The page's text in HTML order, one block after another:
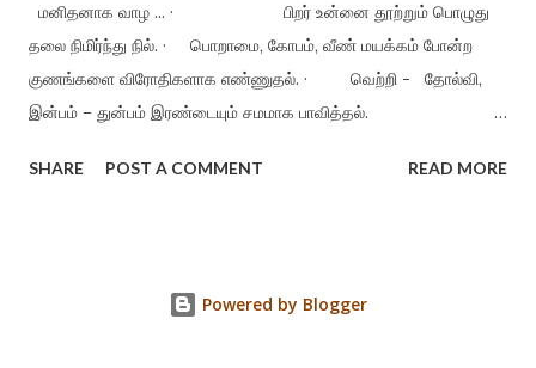
எது நடந்...
மனிதனாக வாழ ... · பிறர் உன்னை தூற்றும் பொழுது
தலை நிமிர்ந்து நில். · பொறாமை, கோபம், வீண் மயக்கம் போன்ற
குணங்களை விரோதிகளாக எண்ணுதல். · வெற்றி - தோல்வி,
இன்பம் – துன்பம் இரண்டையும் சமமாக பாவித்தல்.
இல்லை என்றாலும் பரவாயில்லை. பகைவர்கள் இல்லாமல் வாழ முயற்சி
எதற்கும் அஞ்சாதே - பயம் நம்மை கோழையாக்கி விடும்.
SHARE POST A COMMENT READ MORE
Powered by Blogger